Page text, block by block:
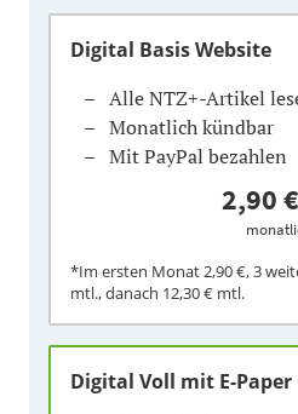
Digital Basis Website
Alle NTZ+-Artikel
Monatlich kündbar
Mit PayPal bezahlen
2,90 €
*Im ersten Monat2,90 €, 3
mtl., danach 12,30 € mtl.
Digital Voll mit E-Paper